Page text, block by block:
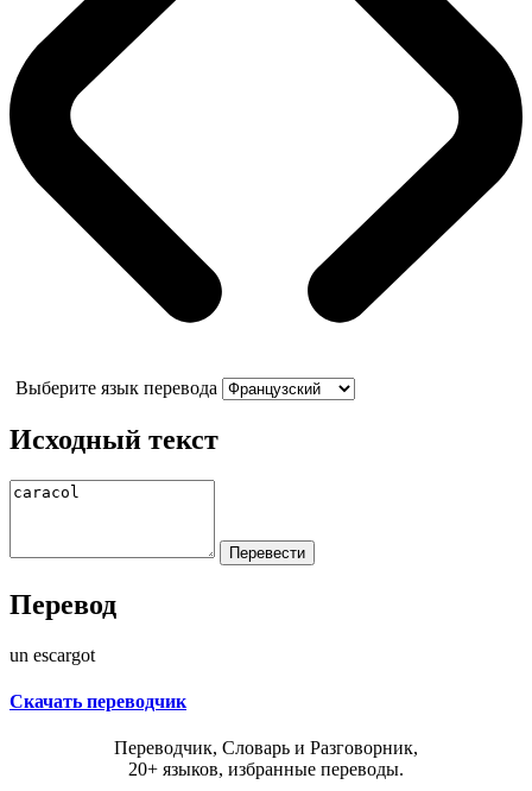
Выберите язык перевода
Исходный текст
Перевод
un escargot
Скачать переводчик
Переводчик, Словарь и Разговорник,
20+ языков, избранные переводы.